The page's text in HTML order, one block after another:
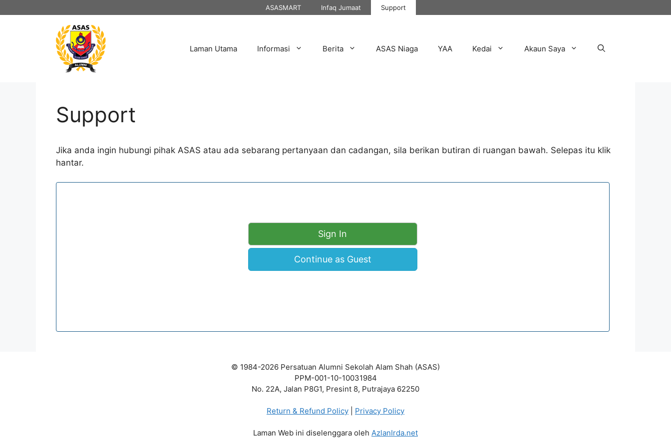
to
ASASMART Infaq Jumaat Support
Laman Utama Informasi Berita ASAS Niaga YAA Kedai Akaun Saya
Support
Jika anda ingin hubungi pihak ASAS atau ada sebarang pertanyaan dan cadangan, sila berikan butiran di ruangan bawah. Selepas itu klik
hantar.
Continue as Guest
© 1984-2026 Persatuan Alumni Sekolah Alam Shah (ASAS)
PPM-001-10-10031984
No. 22A, Jalan P8G1, Presint 8, Putrajaya 62250
Return & Refund Policy Privacy Policy
Laman Web ini diselenggara oleh AzlanIrda.net